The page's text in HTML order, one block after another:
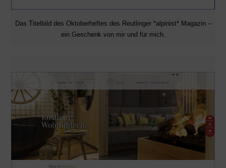
Das Titelbild des Oktoberheftes des Reutlinger *alpinist* Magazin –
ein Geschenk von mir und für mich.